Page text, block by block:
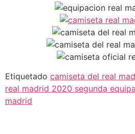
Etiquetado camiseta del real
real madrid 2020 segunda
madrid